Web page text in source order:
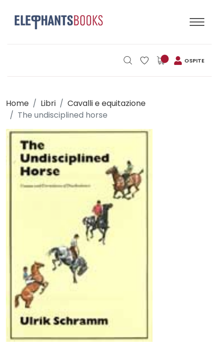
OSPITE
Home Libri
Cavalli e equitazione
The undisciplined horse